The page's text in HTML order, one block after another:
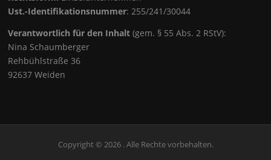
Ust.-Identifikationsnummer: 255/241/30044
Verantwortlich für den Inhalt (gem. § 55 Abs. 2 RStV):
Nina Schaumberger
Rehbühlstraße 36
92637 Weiden
Copyright © 2026 . Alle Rechte vorbehalten.